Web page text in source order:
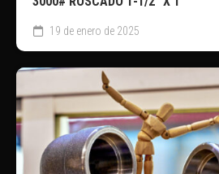
19 de enero de 2025